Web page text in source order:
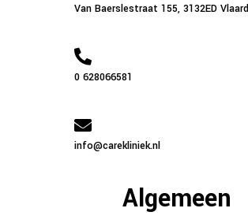
Van Baerslestraat 155, 3132ED
0 628066581
info@carekliniek.nl
Algemeen